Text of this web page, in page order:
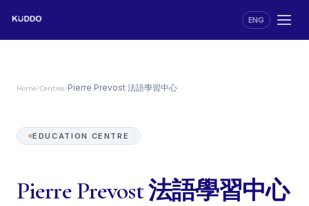
ENG
Home›Centres›Pierre Prevost 法語學習中心
EDUCATION CENTRE
Pierre Prevost 法語學習中心